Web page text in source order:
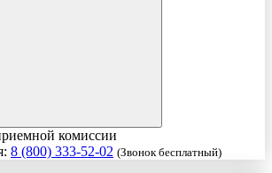
комиссии
8 (800) 333-52-02 (Звонок бесплатный)